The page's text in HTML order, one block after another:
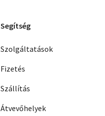
Segítség
Szolgáltatások
Fizetés
Szállítás
Átvevőhelyek